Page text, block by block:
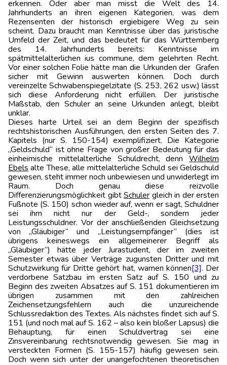
erkennen. Oder aber man misst die Welt des 14.
Jahrhunderts an ihren eigenen Kategorien, was dem
Rezensenten der historisch ergiebigere Weg zu sein
scheint. Dazu braucht man Kenntnisse über das juristische
Umfeld der Zeit, und das bedeutet für das Württemberg
des 14. Jahrhunderts bereits: Kenntnisse im
spätmittelalterlichen ius commune, dem gelehrten Recht.
Vor einer solchen Folie hätte man die Urkunden der Grafen
sicher mit Gewinn auswerten können. Doch durch
vereinzelte Schwabenspiegelzitate (S. 253, 262 usw.) lässt
sich diese Anforderung nicht erfüllen. Der juristische
Maßstab, den Schuler an seine Urkunden anlegt, bleibt
unklar.
Dieses harte Urteil sei an dem Beginn der spezifisch
rechtshistorischen Ausführungen, den ersten Seiten des 7.
Kapitels (nur S. 150-154) exemplifiziert. Die Kategorie
„Geldschuld“ ist ohne Frage von großer Bedeutung für das
einheimische mittelalterliche Schuldrecht, denn Wilhelm
Ebels alte These, alle mittelalterliche Schuld sei Geldschuld
gewesen, steht immer noch unbewiesen und unwiderlegt im
Raum. Doch genau diese reizvolle
Differenzierungsmöglichkeit gibtSchuler gleich in der ersten
Fußnote (S. 150) schon wieder auf, wenn er sagt, Schuldner
sei ihm nicht nur der Geld-, sondern jeder
Leistungsschuldner. Vor der anschließenden Gleichsetzung
von „Gläubiger“ und „Leistungsempfänger“ (dies ist
übrigens keineswegs ein allgemeinerer Begriff als
„Gläubiger“) hätte jeder Jurastudent, der im zweiten
Semester etwas über Verträge zugunsten Dritter und mit
Schutzwirkung für Dritte gehört hat, warnen können[3]. Der
verdorbene Satzbau im ersten Satz auf S. 150 und zu
Beginn des zweiten Absatzes auf S. 151 dokumentieren im
übrigen zusammen mit den zahlreichen
Zeichensetzungsfehlern auch die unzureichende
Schlussredaktion des Textes. Als nächstes findet sich auf S.
151 (und noch mal auf S. 162 – also kein bloßer Lapsus) die
Behauptung, für einen Schuldvertrag sei eine
Zinsvereinbarung rechtsnotwendig gewesen. Sie mag in
versteckten Formen (S. 155-157) häufig gewesen sein.
Doch wenn sich unter der unangefochtenen theoretischen